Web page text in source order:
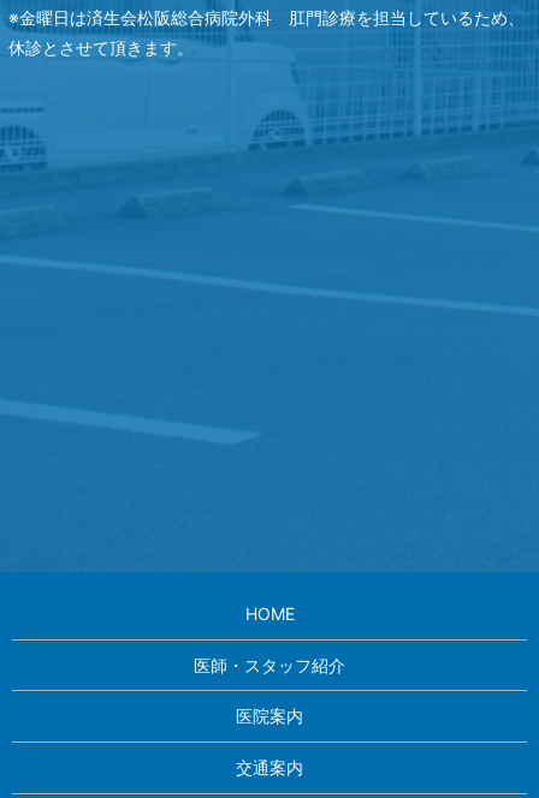
※金曜日は済生会松阪総合病院外科 肛門診療を担当しているため、
休診とさせて頂きます。
HOME
医師・スタッフ紹介
医院案内
交通案内